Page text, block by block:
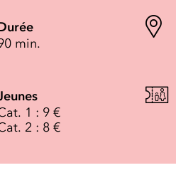
min.
1 : 9 €
2 : 8 €